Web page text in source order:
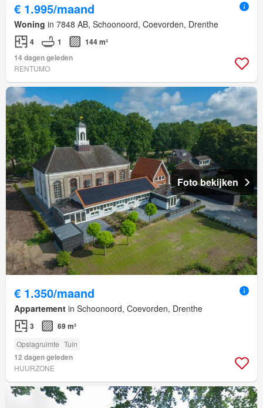
€ 1.995/maand
Woning in 7848 AB, Schoonoord, Coevorden, Drenthe
4 1
144 m²
14 dagen geleden
RENTUMO
Foto bekijken
€ 1.350/maand
Appartement in Schoonoord, Coevorden, Drenthe
3 69 m²
Opslagruimte Tuin
12 dagen geleden
HUURZONE